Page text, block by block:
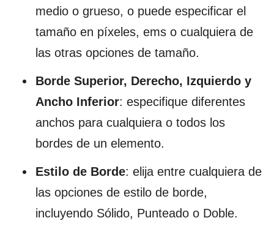
medio o grueso, o puede especificar el
tamaño en píxeles, ems o cualquiera de
las otras opciones de tamaño.
Borde Superior, Derecho, Izquierdo y
Ancho Inferior: especifique diferentes
anchos para cualquiera o todos los
bordes de un elemento.
Estilo de Borde: elija entre cualquiera de
las opciones de estilo de borde,
incluyendo Sólido, Punteado o Doble.